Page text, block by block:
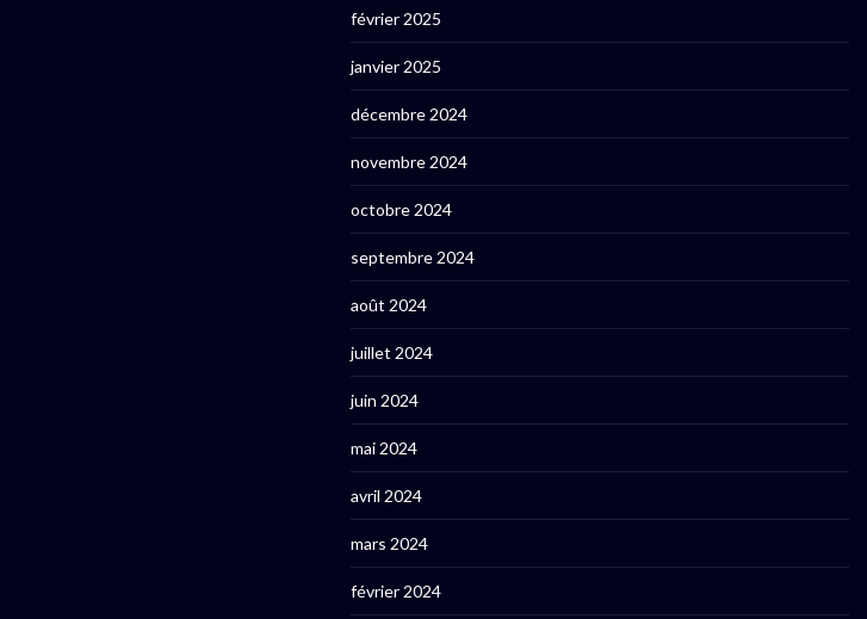
février 2025
janvier 2025
décembre 2024
novembre 2024
octobre 2024
septembre 2024
août 2024
juillet 2024
juin 2024
mai 2024
avril 2024
mars 2024
février 2024